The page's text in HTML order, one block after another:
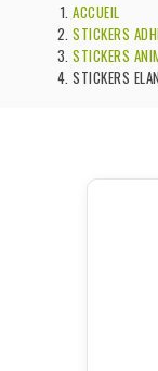
ACCUEIL
STICKERS
STICKERS
STICKERS